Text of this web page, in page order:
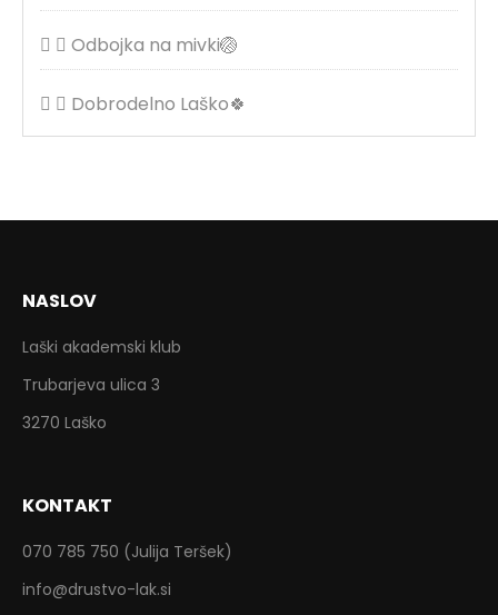
Odbojka na mivki🏐
Dobrodelno Laško🍀
NASLOV
Laški akademski klub
Trubarjeva ulica 3
3270 Laško
KONTAKT
070 785 750 (Julija Teršek)
info@drustvo-lak.si